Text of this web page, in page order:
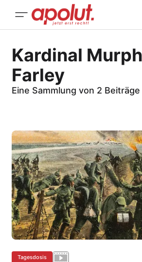
Kardinal
Farley
Eine Sammlung von 2 Beiträge
Tagesdosis